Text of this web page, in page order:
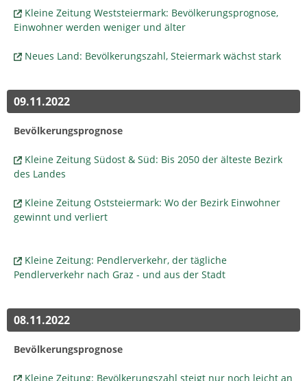
Kleine Zeitung Weststeiermark: Bevölkerungsprognose,
Einwohner werden weniger und älter
Neues Land: Bevölkerungszahl, Steiermark wächst stark
09.11.2022
Bevölkerungsprognose
Kleine Zeitung Südost & Süd: Bis 2050 der älteste Bezirk
des Landes
Kleine Zeitung Oststeiermark: Wo der Bezirk Einwohner
gewinnt und verliert
Kleine Zeitung: Pendlerverkehr, der tägliche
Pendlerverkehr nach Graz - und aus der Stadt
08.11.2022
Bevölkerungsprognose
Kleine Zeitung: Bevölkerungszahl steigt nur noch leicht an